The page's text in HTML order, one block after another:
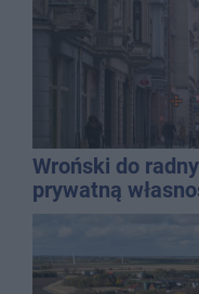
Wroński do
prywatną
gospodarką